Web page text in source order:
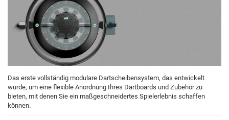
Das erste vollständig modulare Dartscheibensystem, das entwickelt
wurde, um eine flexible Anordnung Ihres Dartboards und Zubehör zu
bieten, mit denen Sie ein maßgeschneidertes Spielerlebnis schaffen
können.